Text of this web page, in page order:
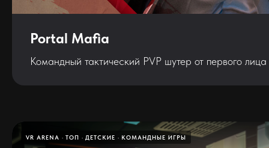
Portal Mafia
Командный тактический PVP шутер от первого
VR ARENA ТОП ДЕТСКИЕ КОМАНДНЫЕ ИГРЫ